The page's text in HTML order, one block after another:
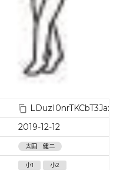
LDuzI0nrTKCbT3Jax0fV
2019-12-12
太田 健二
小1 小2